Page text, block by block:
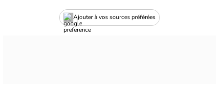
Ajouter à vos sources préférées